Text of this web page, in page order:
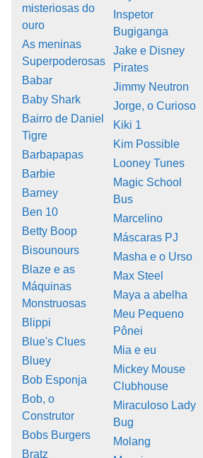
misteriosas do
ouro
As meninas
Superpoderosas
Babar
Baby Shark
Bairro de Daniel
Tigre
Barbapapas
Barbie
Barney
Ben 10
Betty Boop
Bisounours
Blaze e as
Máquinas
Monstruosas
Blippi
Blue's Clues
Bluey
Bob Esponja
Bob, o
Construtor
Bobs Burgers
Bratz
Inspetor
Bugiganga
Jake e Disney
Pirates
Jimmy Neutron
Jorge, o Curioso
Kiki 1
Kim Possible
Looney Tunes
Magic School
Bus
Marcelino
Máscaras PJ
Masha e o Urso
Max Steel
Maya a abelha
Meu Pequeno
Pônei
Mia e eu
Mickey Mouse
Clubhouse
Miraculoso Lady
Bug
Molang